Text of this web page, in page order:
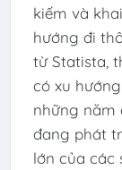
kiếm và
hướng đi
từ Statista,
có xu
những năm
đang phát
lớn của các